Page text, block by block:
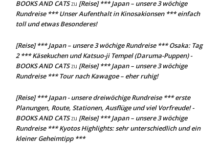
BOOKS AND CATSzu [Reise] *** Japan – unsere 3 wöchige
Rundreise *** Unser Aufenthalt in Kinosakionsen *** einfach
toll und etwas Besonderes!
[Reise] *** Japan – unsere 3 wöchige Rundreise *** Osaka: Tag
2 *** Käsekuchen und Katsuo-ji Tempel (Daruma-Puppen) -
BOOKS AND CATSzu [Reise] *** Japan – unsere 3 wöchige
Rundreise *** Tour nach Kawagoe – eher ruhig!
[Reise] *** Japan - unsere dreiwöchige Rundreise *** erste
Planungen, Route, Stationen, Ausflüge und viel Vorfreude! -
BOOKS AND CATSzu [Reise] *** Japan – unsere 3 wöchige
Rundreise *** Kyotos Highlights: sehr unterschiedlich und ein
kleiner Geheimtipp ***